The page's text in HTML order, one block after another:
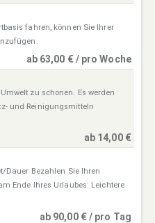
fahren, können Sie Ihrer
ab 63,00 € / pro Woche
zu schonen. Es werden
und Reinigungsmitteln
ab 14,00 €
Dauer Bezahlen Sie Ihren
Ende Ihres Urlaubes: Leichtere
ab 90,00 € / pro Tag